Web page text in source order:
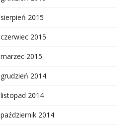
sierpień 2015
czerwiec 2015
marzec 2015
grudzień 2014
listopad 2014
październik 2014